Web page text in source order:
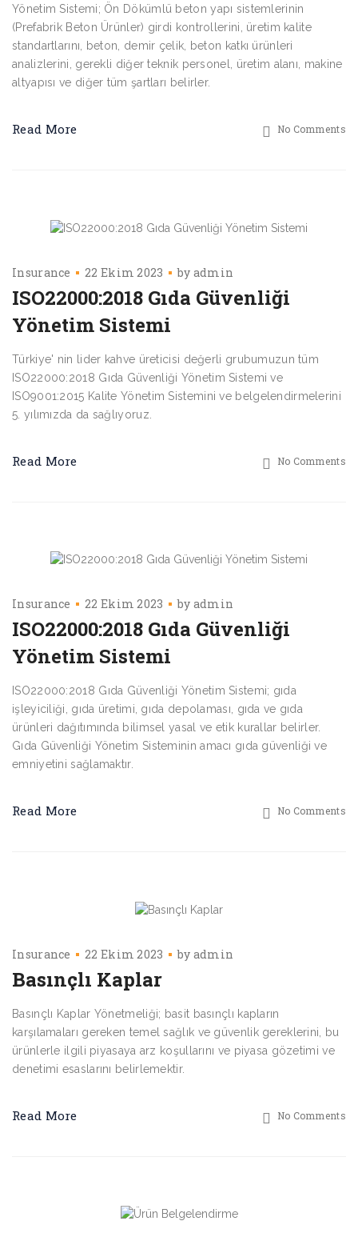
Yönetim Sistemi; Ön Dökümlü beton yapı sistemlerinin
(Prefabrik Beton Ürünler) girdi kontrollerini, üretim kalite
standartlarını, beton, demir çelik, beton katkı ürünleri
analizlerini, gerekli diğer teknik personel, üretim alanı, makine
altyapısı ve diğer tüm şartları belirler.
Read More No Comments
Insurance 22 Ekim 2023 by admin
ISO22000:2018 Gıda Güvenliği
Yönetim Sistemi
Türkiye' nin lider kahve üreticisi değerli grubumuzun tüm
ISO22000:2018 Gıda Güvenliği Yönetim Sistemi ve
ISO9001:2015 Kalite Yönetim Sistemini ve belgelendirmelerini
5. yılımızda da sağlıyoruz.
Read More No Comments
Insurance 22 Ekim 2023 by admin
ISO22000:2018 Gıda Güvenliği
Yönetim Sistemi
ISO22000:2018 Gıda Güvenliği Yönetim Sistemi; gıda
işleyiciliği, gıda üretimi, gıda depolaması, gıda ve gıda
ürünleri dağıtımında bilimsel yasal ve etik kurallar belirler.
Gıda Güvenliği Yönetim Sisteminin amacı gıda güvenliği ve
emniyetini sağlamaktır.
Read More No Comments
Insurance 22 Ekim 2023 by admin
Basınçlı Kaplar
Basınçlı Kaplar Yönetmeliği; basit basınçlı kapların
karşılamaları gereken temel sağlık ve güvenlik gereklerini, bu
ürünlerle ilgili piyasaya arz koşullarını ve piyasa gözetimi ve
denetimi esaslarını belirlemektir.
Read More No Comments